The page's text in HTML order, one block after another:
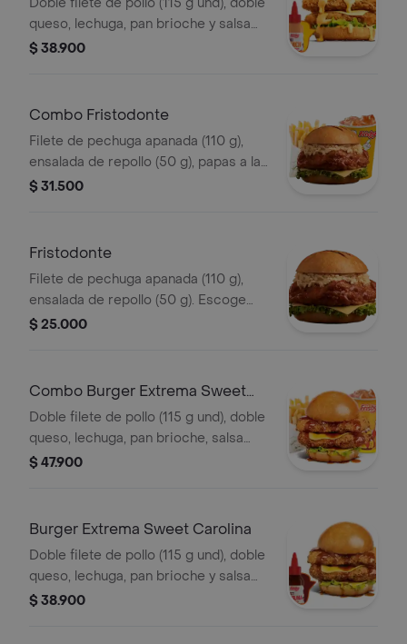
queso, lechuga, pan brioche y salsa
Thai ranch
$ 38.900
Combo Fristodonte
Filete de pechuga apanada (110 g),
ensalada de repollo (50 g), papas a la
francesa mediana (60 g) y gaseosa
$ 31.500
Fristodonte
Filete de pechuga apanada (110 g),
ensalada de repollo (50 g). Escoge
entre salsa búfalo sriracha, BBQ, salsa
$ 25.000
Combo Burger Extrema Sweet
Carolina
Doble filete de pollo (115 g und), doble
queso, lechuga, pan brioche, salsa
sweet Carolina,francesa mediana (60
$ 47.900
Burger Extrema Sweet Carolina
Doble filete de pollo (115 g und), doble
queso, lechuga, pan brioche y salsa
sweet Carolina
$ 38.900